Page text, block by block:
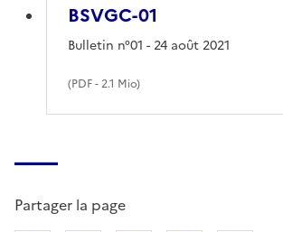
BSVGC-01
(PDF- 2.1 Mio)
Bulletin n°01 - 24 août 2021
Partager la page